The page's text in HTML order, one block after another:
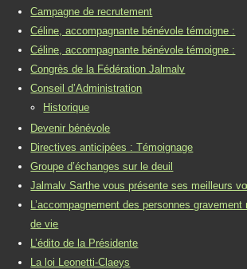
Campagne de recrutement
Céline, accompagnante bénévole témoigne :
Céline, accompagnante bénévole témoigne :
Congrès de la Fédération Jalmalv
Conseil d’Administration
Historique
Devenir bénévole
Directives anticipées : Témoignage
Groupe d’échanges sur le deuil
Jalmalv Sarthe vous présente ses meilleurs
L’accompagnement des personnes
de vie
L’édito de la Présidente
La loi Leonetti-Claeys